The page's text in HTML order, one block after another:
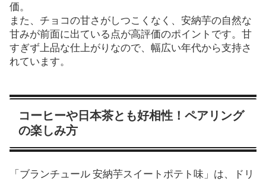
価。
また、チョコの甘さがしつこくなく、安納芋の自然な
甘みが前面に出ている点が高評価のポイントです。甘
すぎず上品な仕上がりなので、幅広い年代から支持さ
れています。
コーヒーや日本茶とも好相性！ペアリング
の楽しみ方
「ブランチュール 安納芋スイートポテト味」は、ドリ